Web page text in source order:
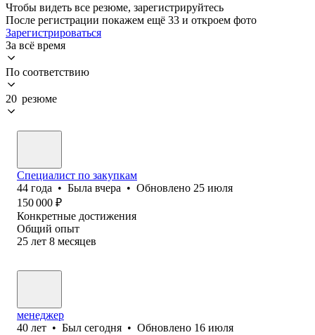
Чтобы видеть все резюме, зарегистрируйтесь
После регистрации покажем ещё 33 и откроем фото
Зарегистрироваться
За всё время
По соответствию
20 резюме
Специалист по закупкам
44 года • Была вчера • Обновлено 25 июля
150 000 ₽
Конкретные достижения
Общий опыт
25 лет 8 месяцев
менеджер
40 лет • Был сегодня • Обновлено 16 июля